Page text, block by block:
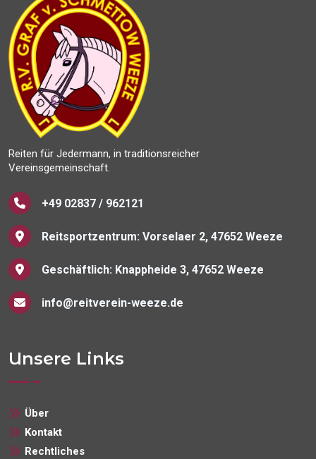
Reiten für Jedermann, in traditionsreicher
Vereinsgemeinschaft.
+49 02837 / 962121
Reitsportzentrum: Vorselaer 2, 47652 Weeze
Geschäftlich: Knappheide 3, 47652 Weeze
info@reitverein-weeze.de
Unsere Links
Über
Kontakt
Rechtliches